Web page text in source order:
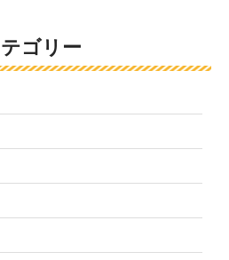
ゴリー